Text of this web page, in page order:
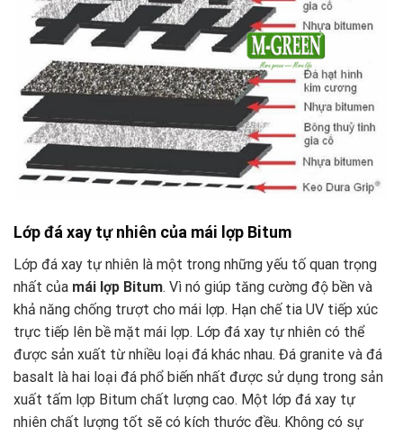
Lớp đá xay tự nhiên của mái lợp Bitum
Lớp đá xay tự nhiên là một trong những yếu tố quan trọng
nhất của mái lợp Bitum. Vì nó giúp tăng cường độ bền và
khả năng chống trượt cho mái lợp. Hạn chế tia UV tiếp xúc
trực tiếp lên bề mặt mái lợp. Lớp đá xay tự nhiên có thể
được sản xuất từ nhiều loại đá khác nhau. Đá granite và đá
basalt là hai loại đá phổ biến nhất được sử dụng trong sản
xuất tấm lợp Bitum chất lượng cao. Một lớp đá xay tự
nhiên chất lượng tốt sẽ có kích thước đều. Không có sự